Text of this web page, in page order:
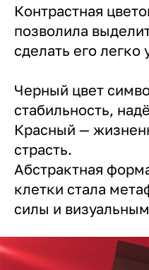
Контрастная
позволила
сделать его
Черный цвет
стабильность,
Красный —
страсть.
Абстрактная
клетки стала
силы и